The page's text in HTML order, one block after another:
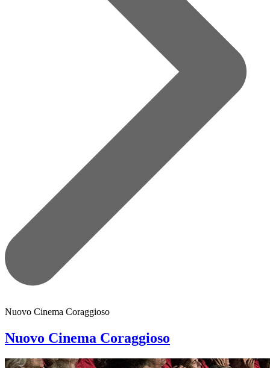
Nuovo Cinema Coraggioso
Nuovo Cinema Coraggioso